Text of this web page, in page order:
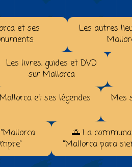
et ses
Les autres
Les livres, guides et DVD
sur Mallorca
Mallorca et ses légendes Mes
🌅 La
"Mallorca para